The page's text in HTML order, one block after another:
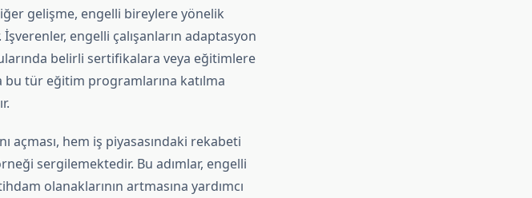
gelişme, engelli bireylere yönelik
engelli çalışanların adaptasyon
belirli sertifikalara veya eğitimlere
bu tür eğitim programlarına katılma
açması, hem iş piyasasındaki rekabeti
sergilemektedir. Bu adımlar, engelli
olanaklarının artmasına yardımcı